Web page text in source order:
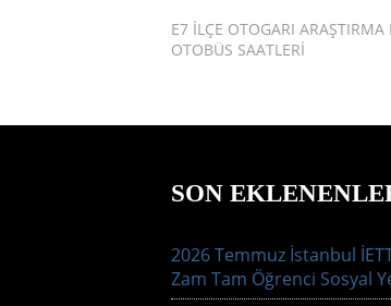
E7 İLÇE OTOGARI ARAŞTIRMA
OTOBÜS SAATLERI
SON
2026 Temmuz İstanbul
Zam Tam Öğrenci Sosyal